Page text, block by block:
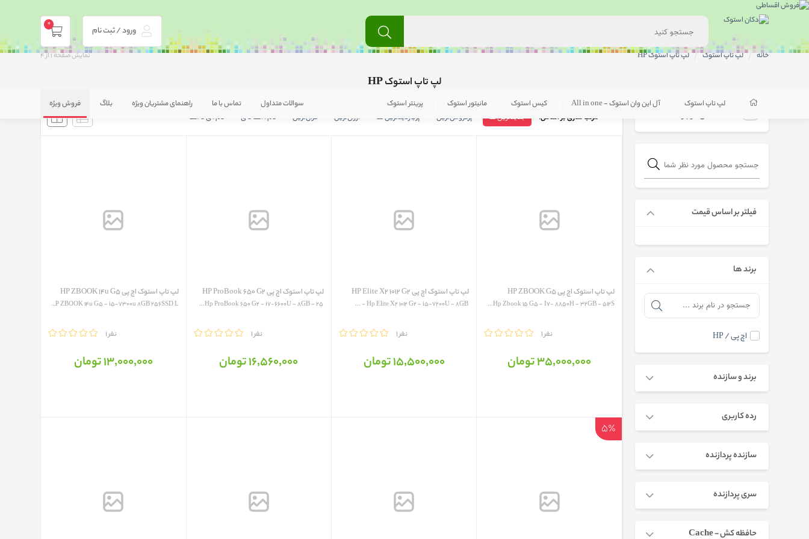
ورود / ثبت نام
0
لپ تاپ استوک آل این وان استوک - All in one کیس استوک مانیتور استوک پرینتر استوک سوالات متداول تماس با ما راهنمای مشتریان ویژه بلاگ فروش ویژه
خانه لپ تاپ استوک لپ تاپ استوک HP نمایش صفحه1از4
لپ تاپ استوک HP
مرتب سازی بر اساس: جدیدترین ها پرفروش‌ترین پربازدید‌ترین ها ارزان‌ترین گران‌ترین نام : الف تا ی نام : ی تا الف
لپ تاپ استوک اچ پی HP ZBOOK G5
Hp Zbook 15 G5 - I7- 8850H - 32GB - 512S...
1 نفر
35٬000٬000 تومان
لپ تاپ استوک اچ پی HP Elite X2 1012 G2
1 نفر
15٬500٬000 تومان
لپ تاپ استوک اچ پی HP ProBook 650 G2
1 نفر
16٬560٬000 تومان
لپ تاپ استوک اچ پی HP ZBOOK 14u G5
HP ZBOOK 14u G5 - i5-7300u 8GB 256SSD L...
1 نفر
13٬000٬000 تومان
5٪
فقط کالاهای موجود
فیلتر بر اساس قیمت
برند ها
اچ پی / HP
برند و سازنده
رده کاربری
سازنده پردازنده
سری پردازنده
حافظه کش - Cache